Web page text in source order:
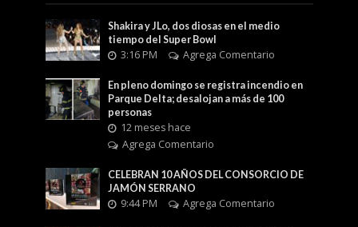
Shakira y JLo, dos diosas en el medio
tiempo del Super Bowl
3:16 PM Agrega Comentario
En pleno domingo se registra incendio en
Parque Delta; desalojan a más de 100
personas
12 meses hace
Agrega Comentario
CELEBRAN 10 AÑOS DEL CONSORCIO DE
JAMÓN SERRANO
9:44 PM Agrega Comentario